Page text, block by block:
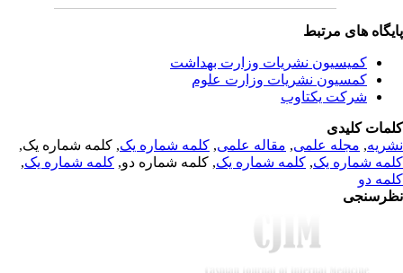
های مرتبط
کمیسیون نشریات وزارت بهداشت
کمسیون نشریات وزارت علوم
شرکت یکتاوب
کلیدی
,مجله علمی, مقاله علمی, کلمه شماره یک, کلمه شماره یک,
شماره یک,کلمه شماره یک, کلمه شماره دو,کلمه شماره یک,
دو